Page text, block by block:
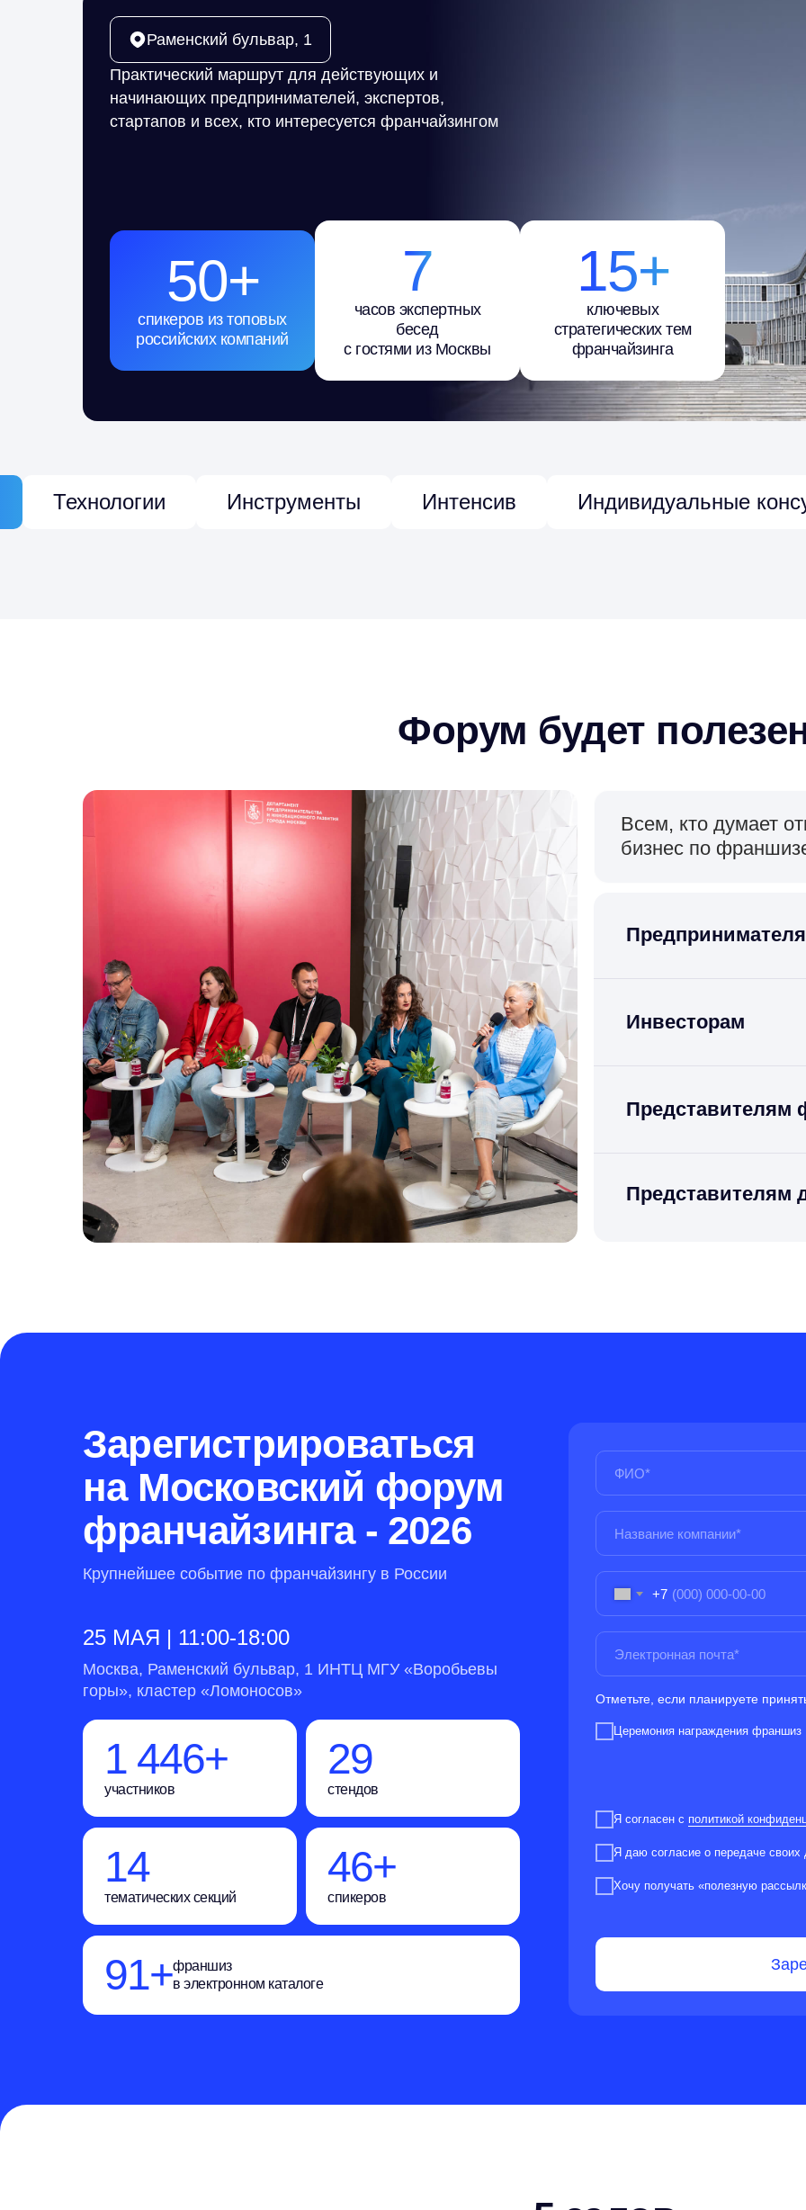
Раменский бульвар, 1
Практический маршрут для действующих и
начинающих предпринимателей, экспертов,
стартапов и всех, кто интересуется франчайзингом
Технологии Инструменты Интенсив Индивидуальные
50+
спикеров из топовых
российских компаний
7
часов экспертных
бесед
с гостями из Москвы
15+
ключевых
стратегических тем
франчайзинга
Форум будет
Всем, кто думает
бизнес по
Инвесторам
Представителям
Представителям
Зарегистрироваться
на Московский форум
франчайзинга - 2026
Крупнейшее событие по франчайзингу в России
25 МАЯ | 11:00-18:00
Москва, Раменский бульвар, 1 ИНТЦ МГУ «Воробьевы
горы», кластер «Ломоносов»
1 500+
участников
30
стендов
15
тематических секций
50+
спикеров
100+франшиз
в электронном каталоге
+7
Отметьте, если планируете
Церемония награждения франшиз
Я согласен с политикой
Я даю согласие о передаче
Хочу получать «полезную